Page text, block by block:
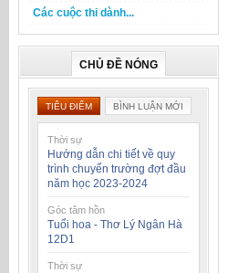
Các cuộc thi dành...
CHỦ ĐỀ NÓNG
TIÊU ĐIỂM BÌNH LUẬN MỚI
Thời sự
Hướng dẫn chi tiết về quy
trình chuyển trường đợt đầu
năm học 2023-2024
Góc tâm hồn
Tuổi hoa - Thơ Lý Ngân Hà
12D1
Thời sự